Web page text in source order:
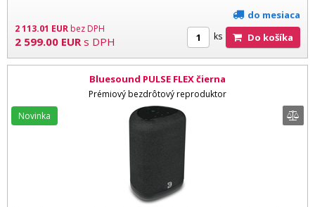
2 113.01 EUR bez DPH
2 599.00 EUR s DPH
do mesiaca
ks Do košíka
Bluesound PULSE FLEX čierna
Prémiový bezdrôtový reproduktor
Novinka